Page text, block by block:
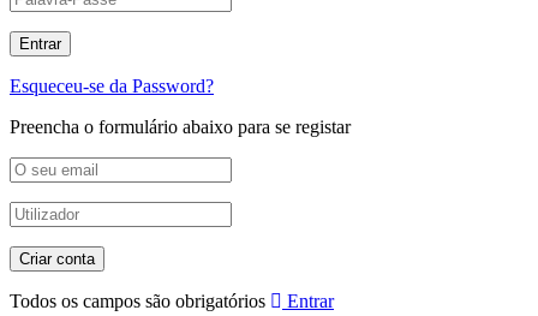
Esqueceu-se da Password?
Preencha o formulário abaixo para se registar
Todos os campos são obrigatórios Entrar